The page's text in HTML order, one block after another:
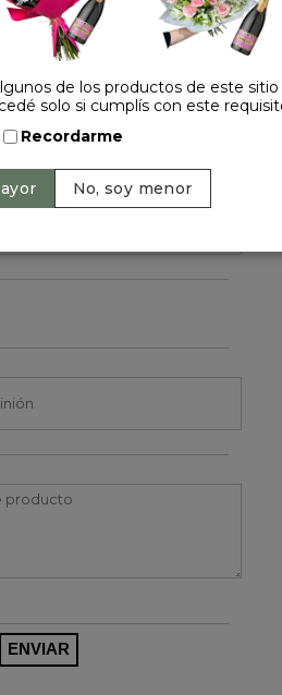
tu opinión
de los productos de este
solo si cumplís con este
Recordarme